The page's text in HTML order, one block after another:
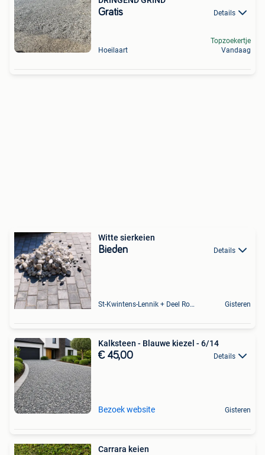
Gratis Details
Hoeilaart
Topzoekertje
Vandaag
Witte sierkeien
Bieden Details
St-Kwintens-Lennik + Deel Roosdaal Gisteren
Kalksteen - Blauwe kiezel - 6/14
€ 45,00 Details
Bezoek website Gisteren
Carrara keien